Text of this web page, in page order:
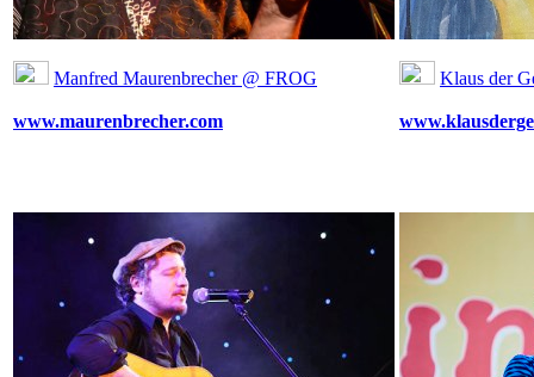
Manfred Maurenbrecher @ FROG
www.maurenbrecher.com
Klaus der